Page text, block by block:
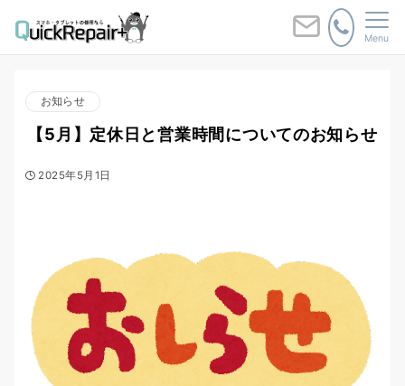
Menu
お知らせ
【5月】定休日と営業時間についてのお知らせ
2025年5月1日